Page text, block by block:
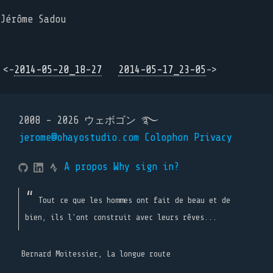
Jérôme Sadou
<-2014-05-20_18-27 2014-05-17_23-05->
2008 - 2026 ウェボゴン ࿐
jerome@ohayostudio.com Colophon Privacy
A propos Why sign in?
Tout ce que les hommes ont fait de beau et de
bien, ils l'ont construit avec leurs rêves...
Bernard Moitessier, La longue route